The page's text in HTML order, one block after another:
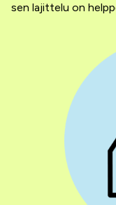
sen lajittelu on